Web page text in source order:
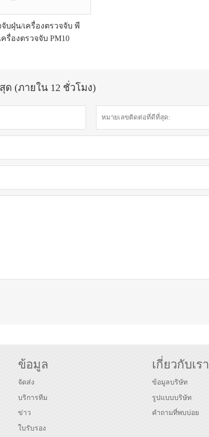
จับฝุ่น/เครื่องตรวจจับ พี
ครื่องตรวจจับ PM10
ด (ภายใน 12 ชั่วโมง)
ข้อมูล
จัดส่ง
บริการทีม
ข่าว
ใบรับรอง
เกี่ยวกับเรา
ข้อมูลบริษัท
รูปแบบบริษัท
คำถามที่พบบ่อย